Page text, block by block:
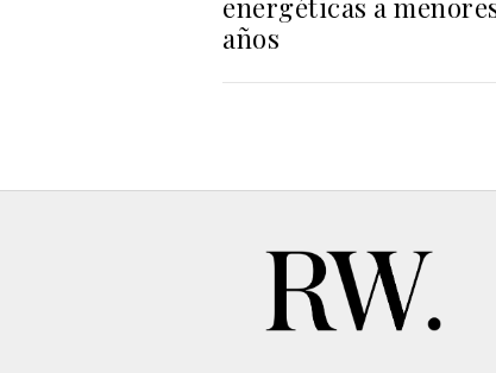
años